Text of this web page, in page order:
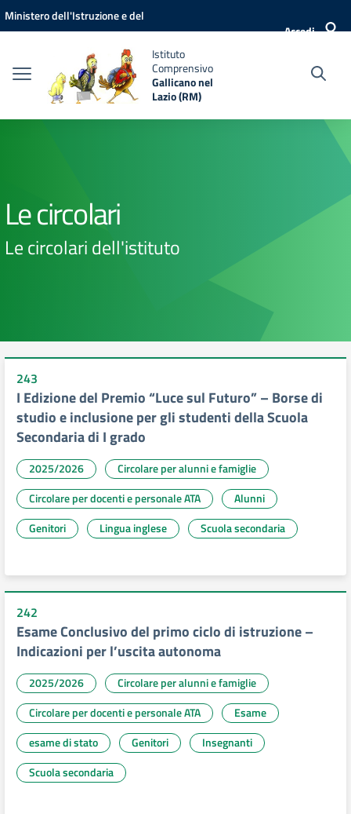
Vai ai contenuti
Vai al menu di navigazione
Vai al footer
Ministero dell'Istruzione e del
Accedi
Istituto
Comprensivo
Gallicano nel
Lazio (RM)
Le circolari
Le circolari dell'istituto
243
I Edizione del Premio “Luce sul Futuro” – Borse di
studio e inclusione per gli studenti della Scuola
Secondaria di I grado
2025/2026
Circolare per alunni e famiglie
Circolare per docenti e personale ATA
Alunni
Genitori
Lingua inglese Scuola secondaria
242
Esame Conclusivo del primo ciclo di istruzione –
Indicazioni per l’uscita autonoma
2025/2026
Circolare per alunni e famiglie
Circolare per docenti e personale ATA
Esame
esame di stato
Genitori
Insegnanti
Scuola secondaria